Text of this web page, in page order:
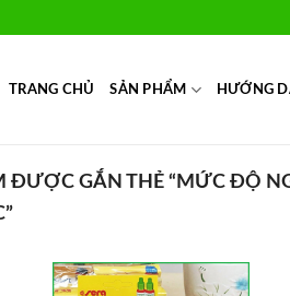
TRANG CHỦ SẢN PHẨM HƯỚNG
ĐƯỢC GẮN THẺ “MỨC ĐỘ